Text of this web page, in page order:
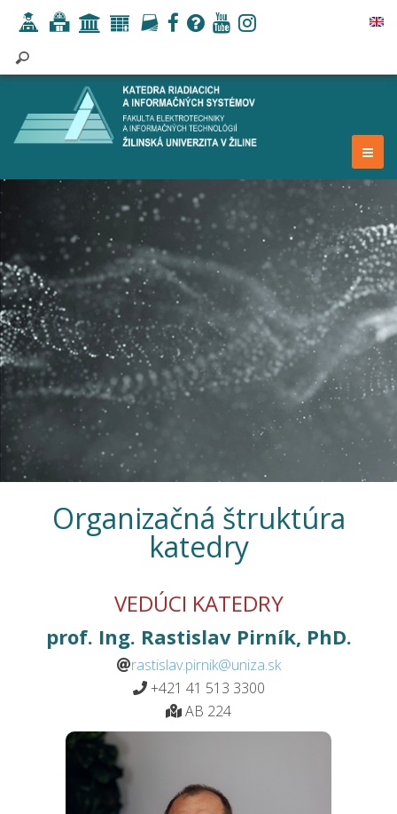
Organizačná štruktúra
katedry
VEDÚCI KATEDRY
prof. Ing. Rastislav Pirník, PhD.
rastislav.pirnik@uniza.sk
+421 41 513 3300
AB 224